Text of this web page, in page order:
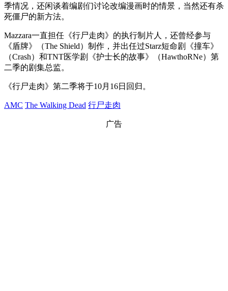
季情况，还闲谈着编剧们讨论改编漫画时的情景，当然还有杀
死僵尸的新方法。
Mazzara一直担任《行尸走肉》的执行制片人，还曾经参与
《盾牌》（The Shield）制作，并出任过Starz短命剧《撞车》
（Crash）和TNT医学剧《护士长的故事》（HawthoRNe）第
二季的剧集总监。
《行尸走肉》第二季将于10月16日回归。
AMC The Walking Dead 行尸走肉
广告